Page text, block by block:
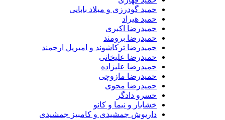
حمید گودرزی و میلاد بابایی
حمید هیراد
حمیدرضا اکبری
حمیدرضا برومند
حمیدرضا ترکاشوند و امیریل ارجمند
حمیدرضا علیخانی
حمیدرضا علیزاده
حمیدرضا مازوچی
حمیدرضا محوی
خسرو دادگر
خشایار و نیما و کانو
داریوش جمشیدی و کامبیز جمشیدی